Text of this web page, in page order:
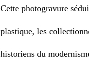
Cette photogravure
plastique, les
historiens du